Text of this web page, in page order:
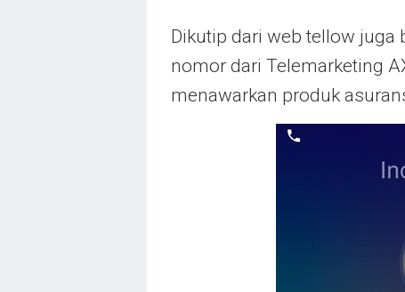
Dikutip dari web tellow juga
nomor dari Telemarketing
menawarkan produk